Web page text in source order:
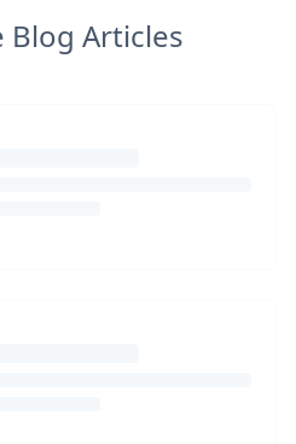
Blog Articles